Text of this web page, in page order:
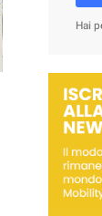
Hai